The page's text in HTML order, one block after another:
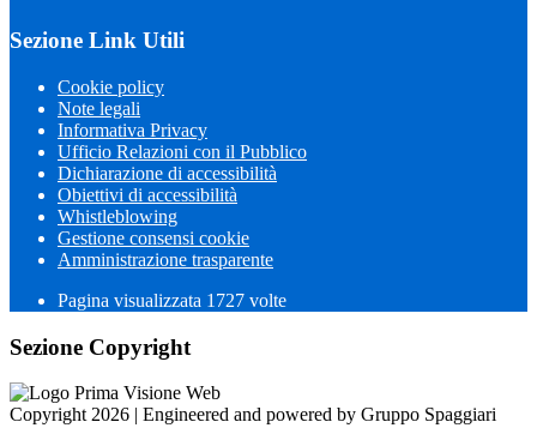
Sezione Link Utili
Cookie policy
Note legali
Informativa Privacy
Ufficio Relazioni con il Pubblico
Dichiarazione di accessibilità
Obiettivi di accessibilità
Whistleblowing
Gestione consensi cookie
Amministrazione trasparente
Pagina visualizzata 1727 volte
Sezione Copyright
Copyright 2026 | Engineered and powered by Gruppo Spaggiari